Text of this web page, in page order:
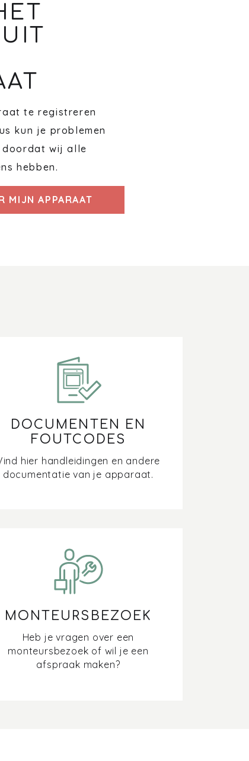
te registreren
kun je problemen
doordat wij alle
hebben.
MIJN APPARAAT
DOCUMENTEN EN
FOUTCODES
hier handleidingen en andere
documentatie van je apparaat.
MONTEURSBEZOEK
Heb je vragen over een
monteursbezoek of wil je een
afspraak maken?